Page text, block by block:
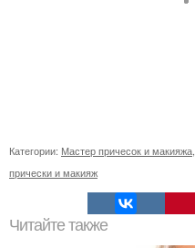
Категории: Мастер причесок и макияжа,
прически и макияж
Читайте также